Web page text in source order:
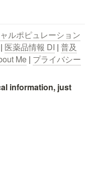
ルポピュレーション
| 医薬品情報 DI | 普及
Me | プライバシー
information, just